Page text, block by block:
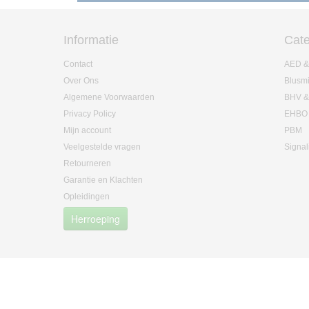
Informatie
Contact
Over Ons
Algemene Voorwaarden
Privacy Policy
Mijn account
Veelgestelde vragen
Retourneren
Garantie en Klachten
Opleidingen
Herroeping
AED
BHV
EHBO
PBM